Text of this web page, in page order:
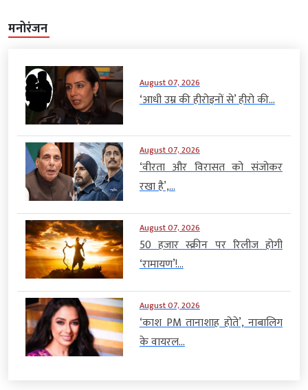
मनोरंजन
August 07, 2026
‘आधी उम्र की हीरोइनों से’ हीरो की...
August 07, 2026
‘वीरता और विरासत को संजोकर
रखा है’,...
August 07, 2026
50 हजार स्क्रीन पर रिलीज होगी
‘रामायण’!...
August 07, 2026
‘काश PM तानाशाह होते’, नाबालिग
के वायरल...